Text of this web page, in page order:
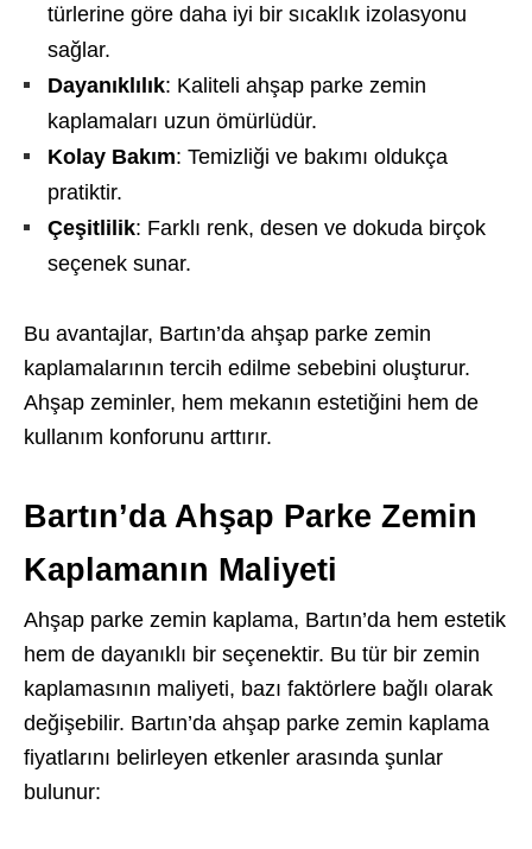
türlerine göre daha iyi bir sıcaklık izolasyonu
sağlar.
Dayanıklılık: Kaliteli ahşap parke zemin
kaplamaları uzun ömürlüdür.
Kolay Bakım: Temizliği ve bakımı oldukça
pratiktir.
Çeşitlilik: Farklı renk, desen ve dokuda birçok
seçenek sunar.
Bu avantajlar, Bartın’da ahşap parke zemin
kaplamalarının tercih edilme sebebini oluşturur.
Ahşap zeminler, hem mekanın estetiğini hem de
kullanım konforunu arttırır.
Bartın’da Ahşap Parke Zemin
Kaplamanın Maliyeti
Ahşap parke zemin kaplama, Bartın’da hem estetik
hem de dayanıklı bir seçenektir. Bu tür bir zemin
kaplamasının maliyeti, bazı faktörlere bağlı olarak
değişebilir. Bartın’da ahşap parke zemin kaplama
fiyatlarını belirleyen etkenler arasında şunlar
bulunur: